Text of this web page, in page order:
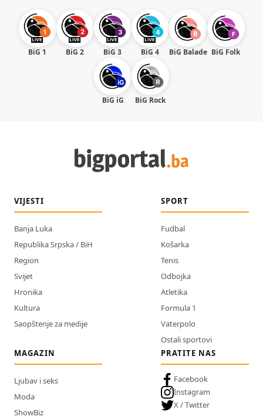
BiG 1 BiG 2 BiG 3 BiG 4 BiG Balade BiG Folk
BiG iG BiG Rock
VIJESTI
Banja Luka
Republika Srpska / BiH
Region
Svijet
Hronika
Kultura
Saopštenje za medije
SPORT
Fudbal
Košarka
Tenis
Odbojka
Atletika
Formula 1
Vaterpolo
Ostali sportovi
MAGAZIN
Ljubav i seks
Moda
ShowBiz
PRATITE NAS
Facebook
Instagram
X / Twitter